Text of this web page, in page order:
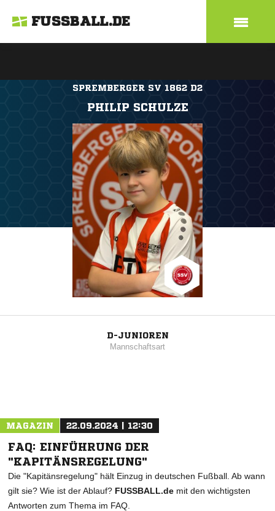
FUSSBALL.DE
SPREMBERGER SV 1862 D2
PHILIP SCHULZE
D-JUNIOREN
Mannschaftsart
MAGAZIN 22.09.2024 | 12:30
FAQ: EINFÜHRUNG DER
"KAPITÄNSREGELUNG"
Die "Kapitänsregelung" hält Einzug in deutschen Fußball. Ab wann
gilt sie? Wie ist der Ablauf? FUSSBALL.de mit den wichtigsten
Antworten zum Thema im FAQ.